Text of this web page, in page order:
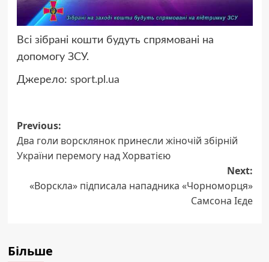
Всі зібрані кошти будуть спрямовані на
допомогу ЗСУ.
Джерело: sport.pl.ua
Post
navigation
Previous:
Два голи ворсклянок принесли жіночій збірній
України перемогу над Хорватією
Next:
«Ворскла» підписала нападника «Чорноморця»
Самсона Ієде
Більше